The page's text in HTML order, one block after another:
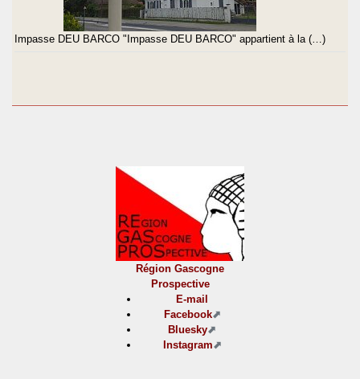
Impasse DEU BARCO "Impasse DEU BARCO" appartient à la (…)
Région Gascogne
Prospective
E-mail
Facebook
Bluesky
Instagram